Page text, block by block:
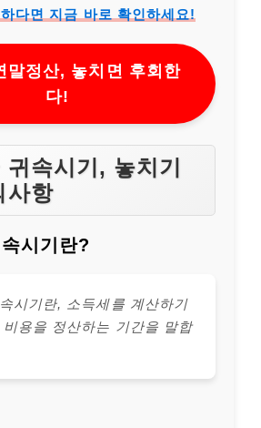
다면 지금 바로 확인하세요!
말정산, 놓치면 후회한
다!
속시기, 놓치기
사항
시기란?
시기란, 소득세를 계산하기
비용을 정산하는 기간을 말합